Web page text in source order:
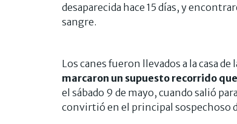
desaparecida hace 15 días, y
sangre.
Los canes fueron llevados a la casa
marcaron un supuesto recorrido
el sábado 9 de mayo, cuando salió
convirtió en el principal sospechoso